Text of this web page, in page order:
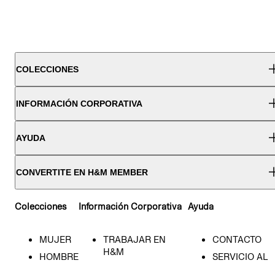
COLECCIONES
INFORMACIÓN CORPORATIVA
AYUDA
CONVERTITE EN H&M MEMBER
Colecciones
MUJER
HOMBRE
Información Corporativa
TRABAJAR EN
H&M
Ayuda
CONTACTO
SERVICIO AL